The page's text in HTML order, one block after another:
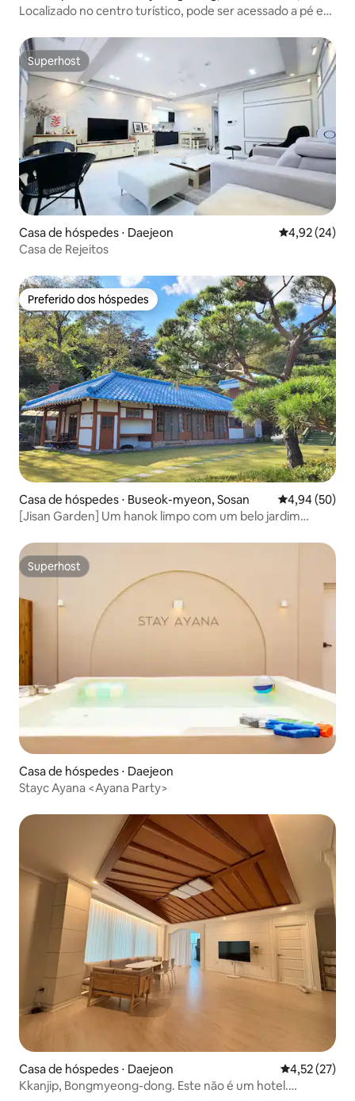
Localizado no centro turístico, pode ser acessado a pé e
Superhost
Superhost
Casa de hóspedes ⋅ Daejeon 4,92 de uma
4,92 (24)
Casa de Rejeitos
Preferido dos hóspedes
Preferido dos hóspedes
Casa de hóspedes ⋅ Buseok-myeon, Sosan 4,94 de uma
4,94 (50)
[Jisan Garden] Um hanok limpo com um belo jardim
tranquilas
Superhost
Superhost
Casa de hóspedes ⋅ Daejeon
Stayc Ayana <Ayana Party>
Casa de hóspedes ⋅ Daejeon 4,52 de uma
4,52 (27)
Kkanjip, Bongmyeong-dong. Este não é um hotel.